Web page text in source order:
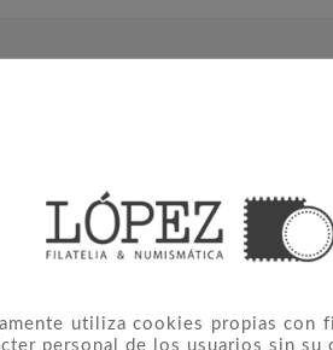
utiliza cookies propias con
personal de los usuarios sin su
PRODUCTO